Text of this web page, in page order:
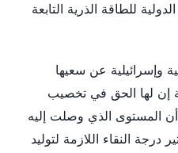
للطاقة الذرية التابعة
وإسرائيلية عن سعيها
إن لها الحق في تخصيب
أن المستوى الذي وصلت إليه
درجة النقاء اللازمة لتوليد